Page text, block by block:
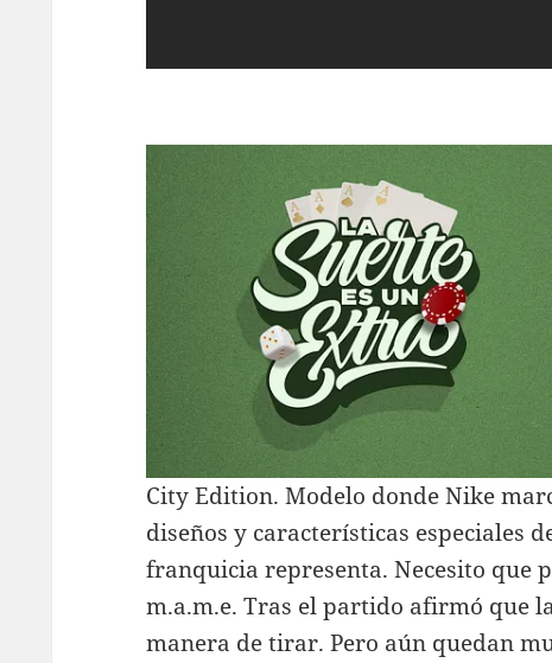
City Edition. Modelo donde Nike
diseños y características especiales
franquicia representa. Necesito que
m.a.m.e. Tras el partido afirmó que
manera de tirar. Pero aún quedan